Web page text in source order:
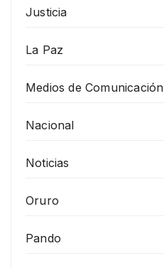
Justicia
La Paz
Medios de Comunicación
Nacional
Noticias
Oruro
Pando